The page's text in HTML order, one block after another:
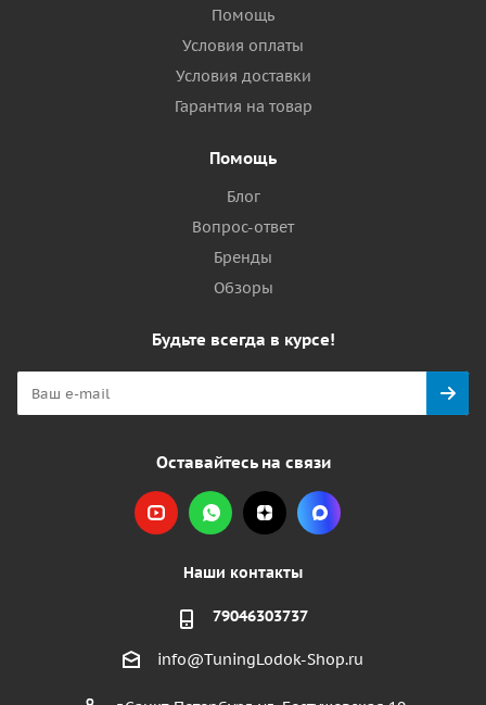
Помощь
Условия оплаты
Условия доставки
Гарантия на товар
Помощь
Блог
Вопрос-ответ
Бренды
Обзоры
Будьте всегда в курсе!
Оставайтесь на связи
Наши контакты
79046303737
info@TuningLodok-Shop.ru